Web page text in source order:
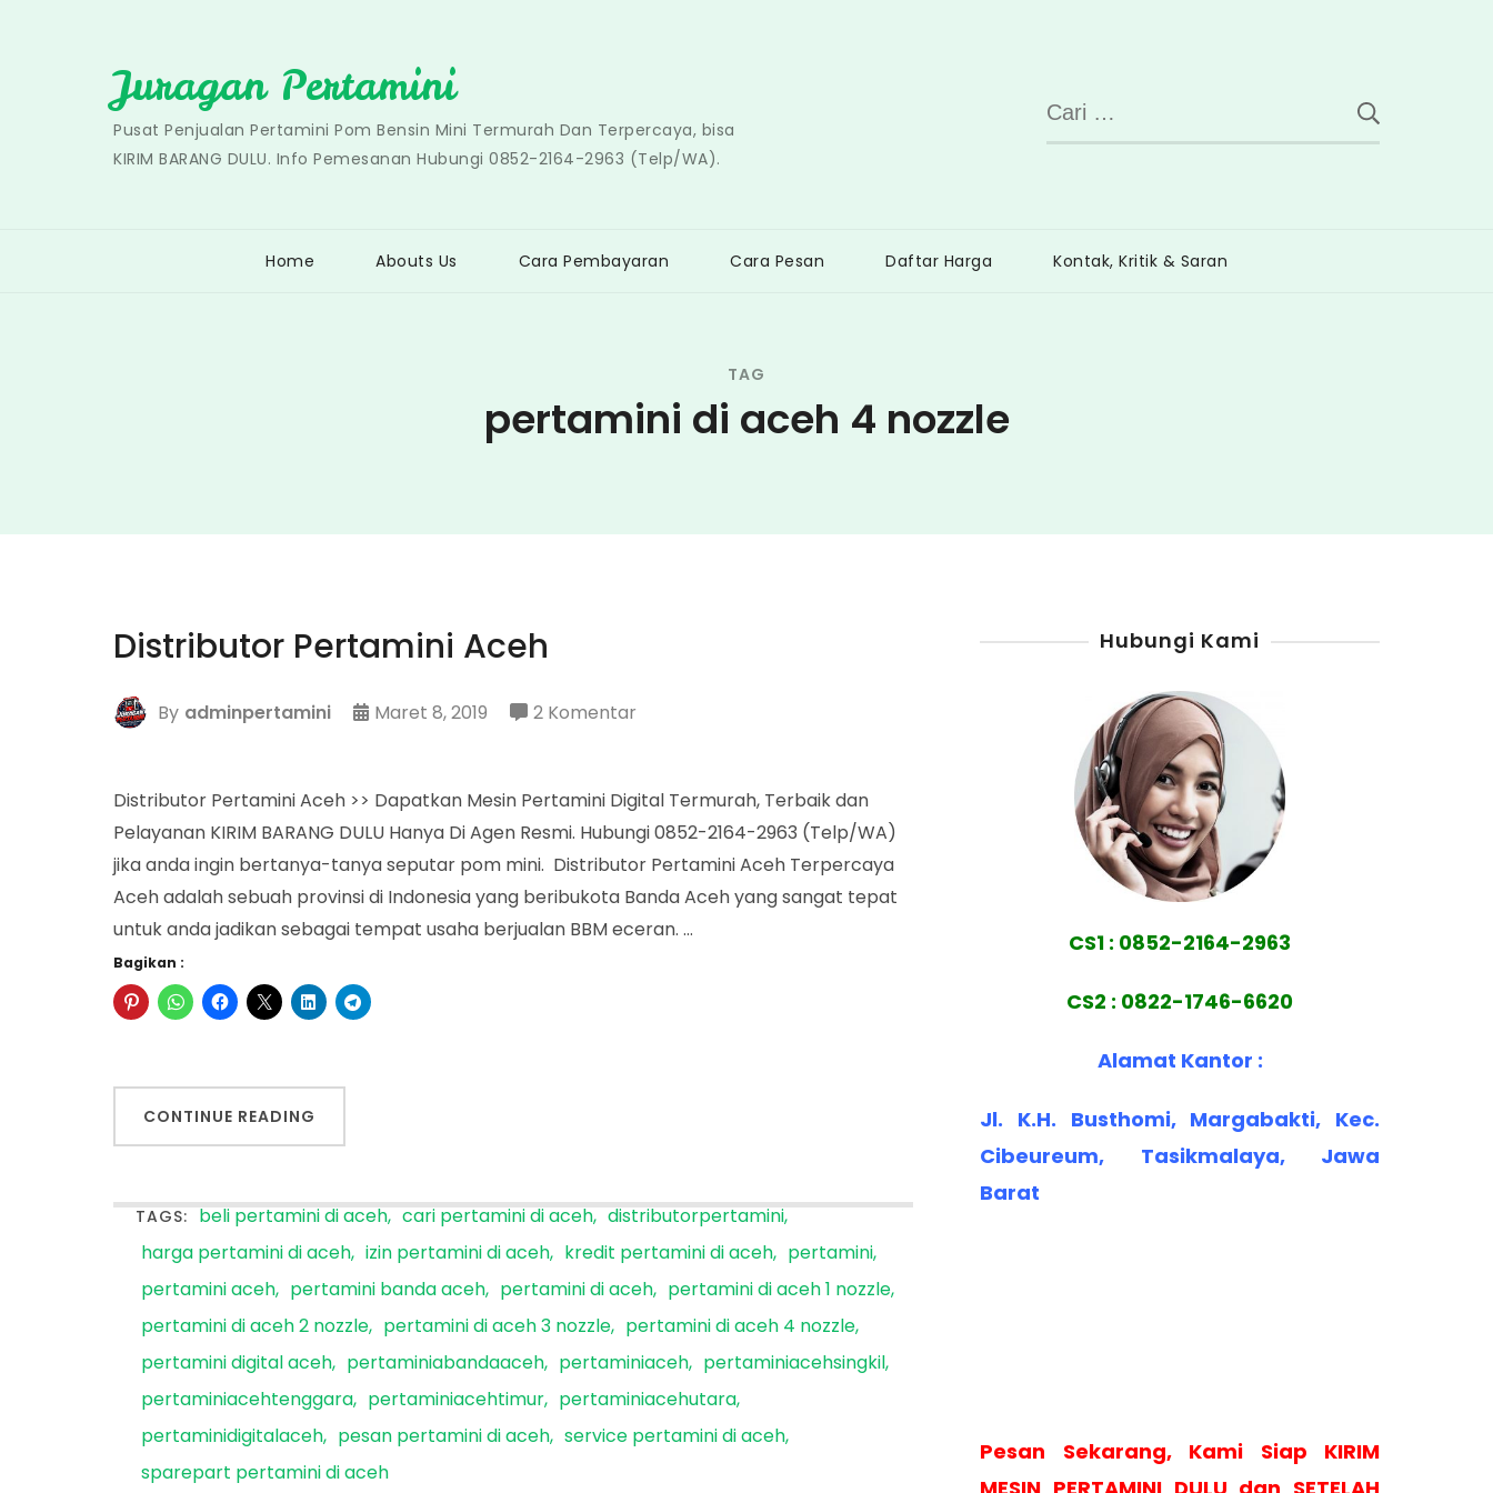
Juragan Pertamini
Pusat Penjualan Pertamini Pom Bensin Mini Termurah Dan Terpercaya, bisa
KIRIM BARANG DULU. Info Pemesanan Hubungi 0852-2164-2963 (Telp/WA).
Cari
untuk:
Home Abouts Us Cara Pembayaran Cara Pesan Daftar Harga Kontak, Kritik & Saran
TAG
pertamini di aceh 4 nozzle
Distributor Pertamini Aceh
By adminpertamini Maret 8, 2019 2 Komentarpada
Aceh
Distributor Pertamini Aceh >> Dapatkan Mesin Pertamini Digital Termurah, Terbaik dan
Pelayanan KIRIM BARANG DULU Hanya Di Agen Resmi. Hubungi 0852-2164-2963 (Telp/WA)
jika anda ingin bertanya-tanya seputar pom mini. Distributor Pertamini Aceh Terpercaya
Aceh adalah sebuah provinsi di Indonesia yang beribukota Banda Aceh yang sangat tepat
untuk anda jadikan sebagai tempat usaha berjualan BBM eceran. …
Bagikan :
CONTINUE READING
TAGS: beli pertamini di aceh cari pertamini di aceh distributorpertamini
harga pertamini di aceh izin pertamini di aceh kredit pertamini di aceh
pertamini
pertamini aceh
pertamini banda aceh pertamini di aceh
pertamini di aceh 1 nozzle
pertamini di aceh 2 nozzle
pertamini di aceh 3 nozzle
pertamini di aceh 4 nozzle
pertamini digital aceh
pertaminiabandaaceh pertaminiaceh
pertaminiacehsingkil
pertaminiacehtenggara
pertaminiacehtimur
pertaminiacehutara
pertaminidigitalaceh
pesan pertamini di aceh service pertamini di aceh
sparepart pertamini di aceh
Hubungi Kami
CS1 : 0852-2164-2963
CS2 : 0822-1746-6620
Alamat Kantor :
Jl. K.H. Busthomi, Margabakti, Kec.
Cibeureum, Tasikmalaya, Jawa
Barat
Pesan Sekarang, Kami Siap KIRIM